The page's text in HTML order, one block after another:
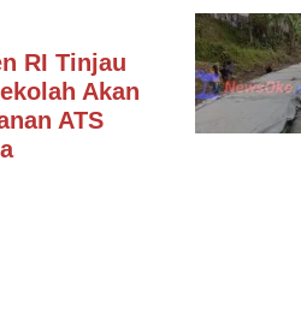
RI Tinjau
Akan
ATS